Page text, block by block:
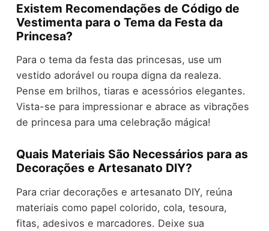
Existem Recomendações de Código de
Vestimenta para o Tema da Festa da
Princesa?
Para o tema da festa das princesas, use um
vestido adorável ou roupa digna da realeza.
Pense em brilhos, tiaras e acessórios elegantes.
Vista-se para impressionar e abrace as vibrações
de princesa para uma celebração mágica!
Quais Materiais São Necessários para as
Decorações e Artesanato DIY?
Para criar decorações e artesanato DIY, reúna
materiais como papel colorido, cola, tesoura,
fitas, adesivos e marcadores. Deixe sua